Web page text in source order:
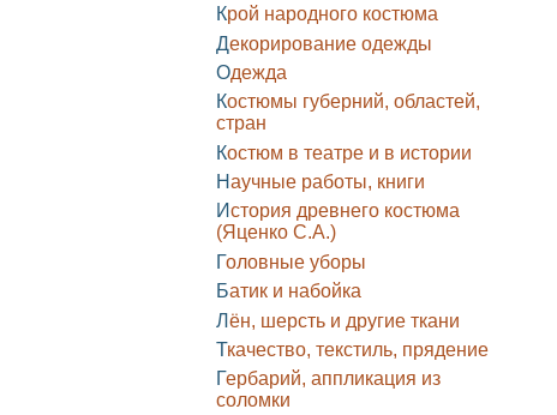
Крой народного костюма
Декорирование одежды
Одежда
Костюмы губерний, областей,
стран
Костюм в театре и в истории
Научные работы, книги
История древнего костюма
(Яценко С.А.)
Головные уборы
Батик и набойка
Лён, шерсть и другие ткани
Ткачество, текстиль, прядение
Гербарий, аппликация из
соломки